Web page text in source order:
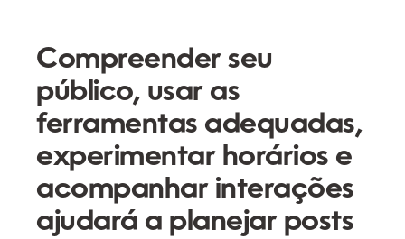
Compreender seu
público, usar as
ferramentas adequadas,
experimentar horários e
acompanhar interações
ajudará a planejar posts